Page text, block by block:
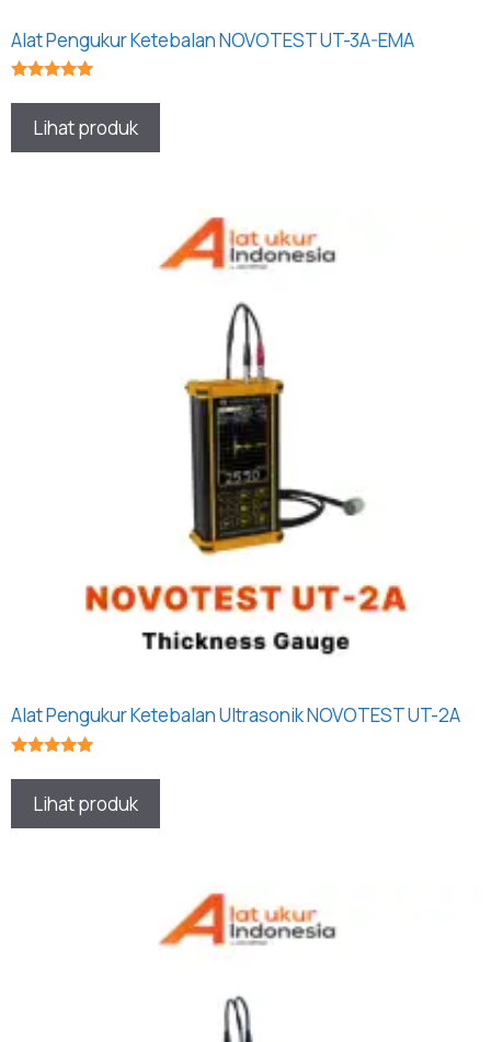
Alat Pengukur Ketebalan NOVOTEST UT-3A-EMA
Lihat produk
Alat Pengukur Ketebalan Ultrasonik NOVOTEST UT-2A
Lihat produk